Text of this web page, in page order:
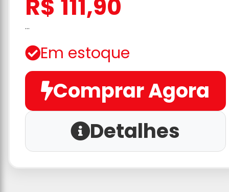
R$ 111,90
...
Em estoque
Comprar Agora
Detalhes